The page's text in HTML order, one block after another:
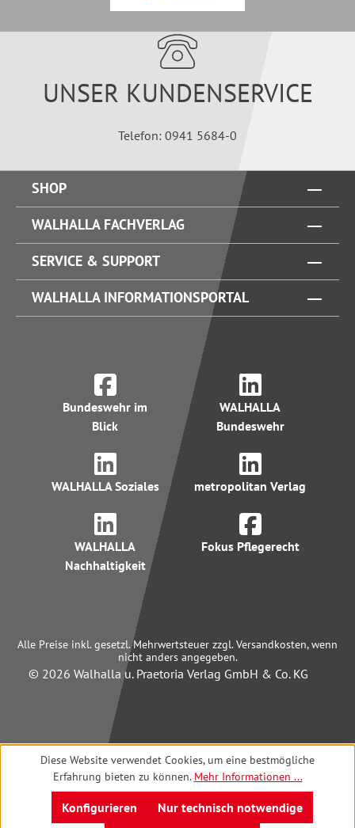
UNSER KUNDENSERVICE
Telefon: 0941 5684-0
SHOP
WALHALLA FACHVERLAG
SERVICE & SUPPORT
WALHALLA INFORMATIONSPORTAL
Bundeswehr im
Blick
WALHALLA
Bundeswehr
WALHALLA Soziales metropolitan Verlag
WALHALLA
Nachhaltigkeit
Fokus Pflegerecht
Alle Preise inkl. gesetzl. Mehrwertsteuer zzgl. Versandkosten, wenn
nicht anders angegeben.
© 2026 Walhalla u. Praetoria Verlag GmbH & Co. KG
Diese Website verwendet Cookies, um eine bestmögliche
Erfahrung bieten zu können. Mehr Informationen ...
Nur technisch notwendige
Konfigurieren